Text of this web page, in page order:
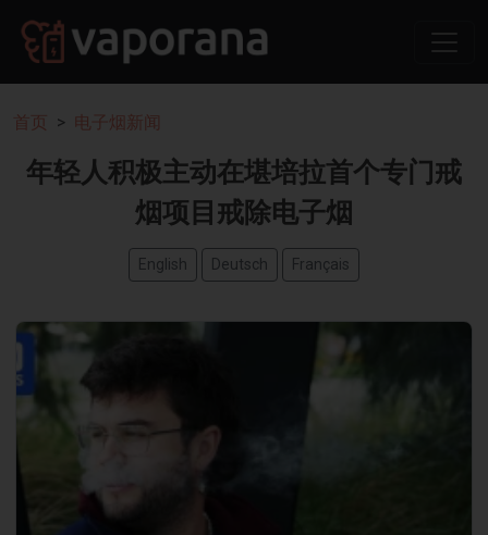
首页 电子烟新闻
年轻人积极主动在堪培拉首个专门戒
烟项目戒除电子烟
English Deutsch Français